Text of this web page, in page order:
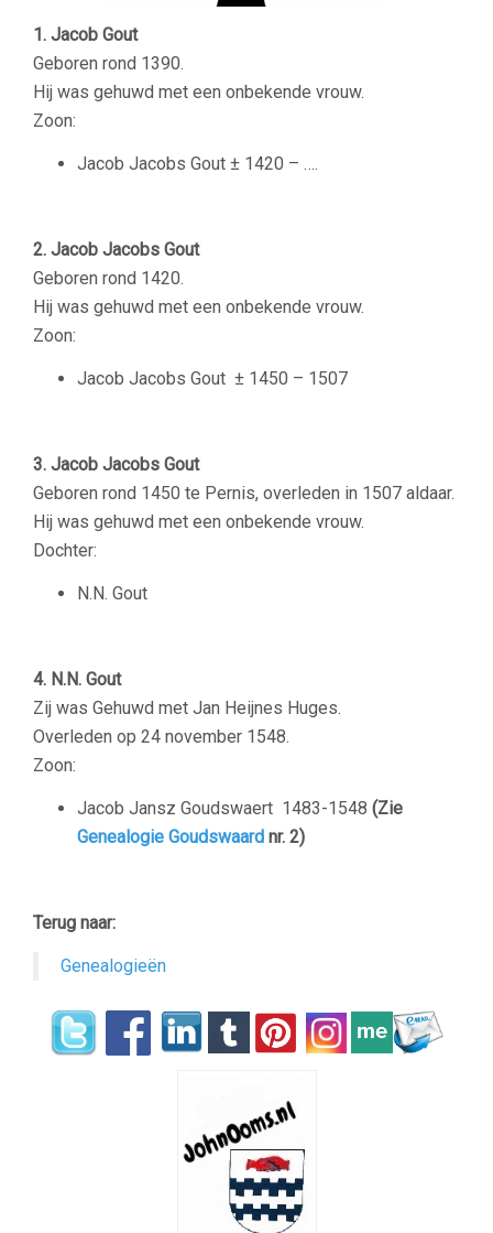
1. Jacob Gout
Geboren rond 1390.
Hij was gehuwd met een onbekende vrouw.
Zoon:
Jacob Jacobs Gout ± 1420 – ….
2. Jacob Jacobs Gout
Geboren rond 1420.
Hij was gehuwd met een onbekende vrouw.
Zoon:
Jacob Jacobs Gout ± 1450 – 1507
3. Jacob Jacobs Gout
Geboren rond 1450 te Pernis, overleden in 1507 aldaar.
Hij was gehuwd met een onbekende vrouw.
Dochter:
N.N. Gout
4. N.N. Gout
Zij was Gehuwd met Jan Heijnes Huges.
Overleden op 24 november 1548.
Zoon:
Jacob Jansz Goudswaert 1483-1548 (Zie
Genealogie Goudswaard nr. 2)
Terug naar:
Genealogieën